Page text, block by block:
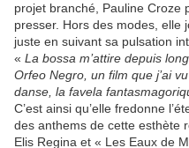
projet branché, Pauline Croze
presser. Hors des modes, elle
juste en suivant sa pulsation
« La bossa m’attire depuis
Orfeo Negro, un film que j’ai
danse, la favela
C’est ainsi qu’elle fredonne
des anthems de cette esthète
Elis Regina et « Les Eaux de